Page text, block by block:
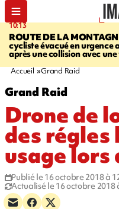
10:13
ROUTE DE LA
cycliste évacué en urgence
après une collision avec
Accueil Grand Raid
Grand Raid
Drone de
des régles
usage lors
Publié le 16 octobre 2018 à
Actualisé le 16 octobre 2018